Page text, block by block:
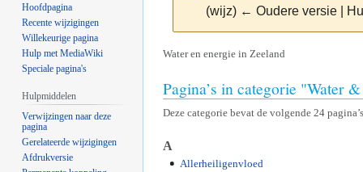
(wijz) ← Oudere versie |
Naar
springen
Naar
springen
Water en energie in Zeeland
Pagina’s in categorie "Water
Deze categorie bevat de volgende 24
A
Allerheiligenvloed
Hoofdpagina
Recente wijzigingen
Willekeurige pagina
Hulp met MediaWiki
Speciale pagina's
Hulpmiddelen
Verwijzingen naar deze
pagina
Gerelateerde wijzigingen
Afdrukversie